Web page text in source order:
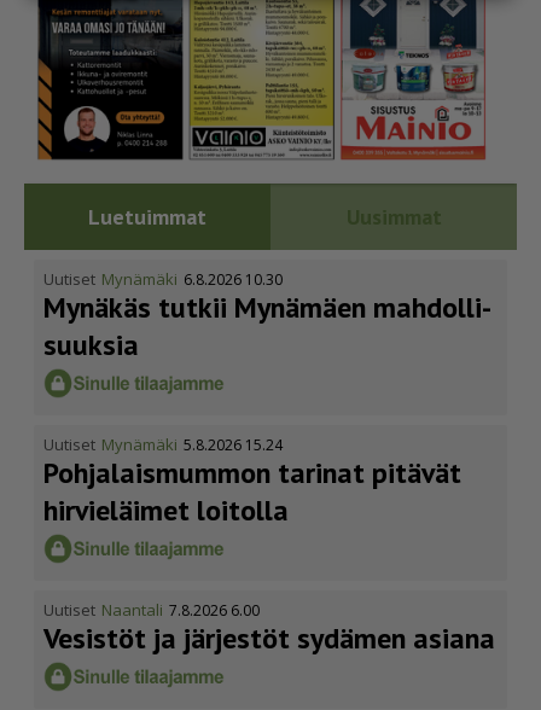
Luetuimmat Uusimmat
Uutiset Mynämäki 6.8.2026 10.30
Mynäkäs tutkii Mynämäen mahdol­li­
suuksia
Uutiset Mynämäki 5.8.2026 15.24
Pohja­lais­mummon tarinat pitävät
hirvieläimet loitolla
Uutiset Naantali 7.8.2026 6.00
Vesistöt ja järjestöt sydämen asiana